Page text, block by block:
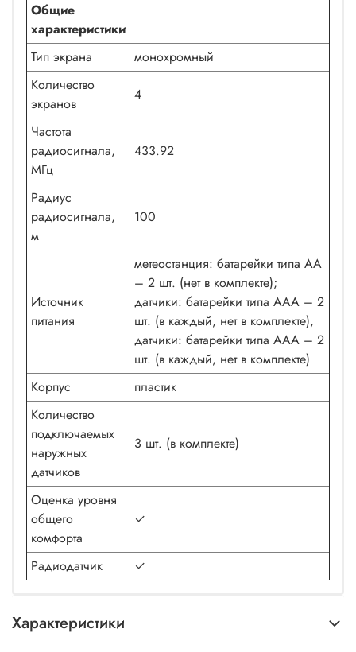
Общие
характеристики
Тип экрана
монохромный
Количество
экранов
4
Частота
радиосигнала,
МГц
433.92
Радиус
радиосигнала,
м
100
Источник
питания
метеостанция: батарейки типа AA
– 2 шт. (нет в комплекте);
датчики: батарейки типа AАА – 2
шт. (в каждый, нет в комплекте),
датчики: батарейки типа AAА – 2
шт. (в каждый, нет в комплекте)
Корпус
пластик
Количество
подключаемых
наружных
датчиков
3 шт. (в комплекте)
Оценка уровня
общего
комфорта
✓
Радиодатчик ✓
Характеристики